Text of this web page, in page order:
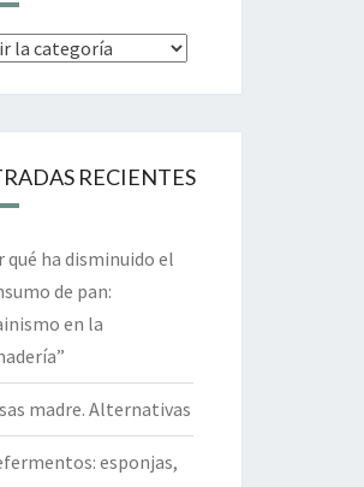
RECIENTES
qué ha disminuido el
de pan:
en la
madre. Alternativas
esponjas,